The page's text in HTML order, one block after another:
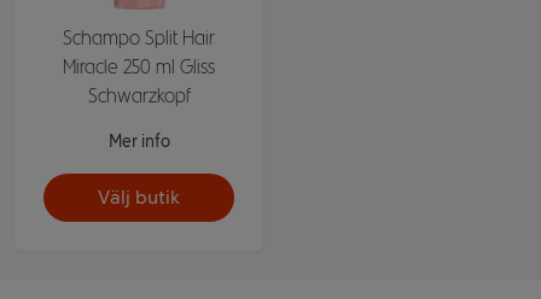
Schampo Split Hair
Miracle 250 ml Gliss
Schwarzkopf
Mer info
Välj butik